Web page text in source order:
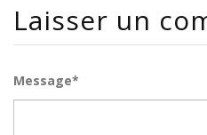
Laisser un
Message*